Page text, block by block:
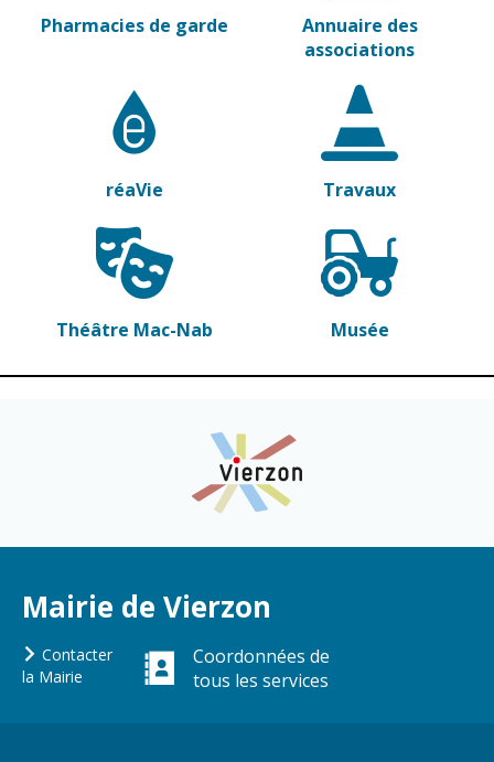
Pharmacies de garde
Annuaire des
associations
réaVie Travaux
Théâtre Mac-Nab Musée
Mairie de Vierzon
Contacter
la Mairie
Coordonnées de
tous les services